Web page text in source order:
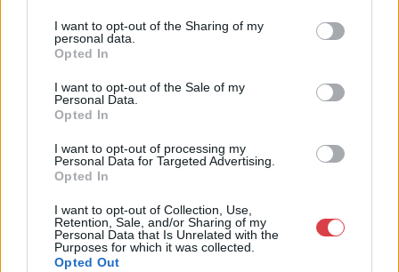
I want to opt-out of the Sharing of my
personal data.
Opted In
I want to opt-out of the Sale of my
Personal Data.
Opted In
I want to opt-out of processing my
Personal Data for Targeted Advertising.
Opted In
I want to opt-out of Collection, Use,
Retention, Sale, and/or Sharing of my
Personal Data that Is Unrelated with the
Purposes for which it was collected.
Opted Out
1061
Weboldal:http://darabanth.com
Bemutatkozás: A tételek a leütési ár + 25% jutalék megfizetése
után kerülnek a vevő tulajdonába. Ha a tételt nem személyesen
veszik át, a vevő a postaköltség, biztosítási díj megfizetésére is
köteles.
GALÉRIA TOVÁBBI MŰTÁRGYAI